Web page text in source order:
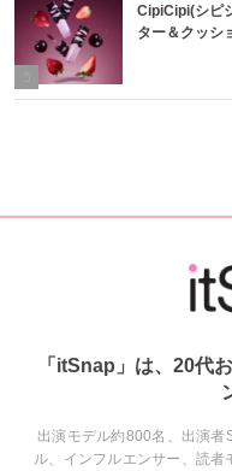
CipiCipi(シピ
ター＆クッシ
「itSnap」は、20代
出演モデル約800名、出演
ル、インフルエンサー、読者